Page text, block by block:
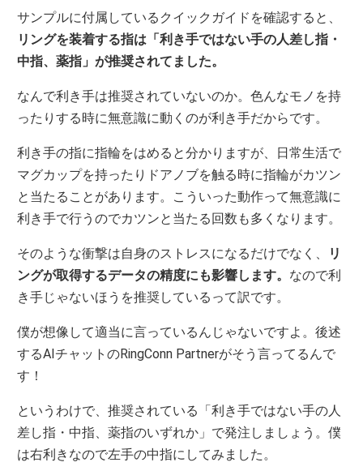
サンプルに付属しているクイックガイドを確認すると、
リングを装着する指は「利き手ではない手の人差し指・
中指、薬指」が推奨されてました。
なんで利き手は推奨されていないのか。色んなモノを持
ったりする時に無意識に動くのが利き手だからです。
利き手の指に指輪をはめると分かりますが、日常生活で
マグカップを持ったりドアノブを触る時に指輪がカツン
と当たることがあります。こういった動作って無意識に
利き手で行うのでカツンと当たる回数も多くなります。
そのような衝撃は自身のストレスになるだけでなく、
リ
ングが取得するデータの精度にも影響します。 なので利
き手じゃないほうを推奨しているって訳です。
僕が想像して適当に言っているんじゃないですよ。後述
するAIチャットのRingConn Partnerがそう言ってるんで
す！
というわけで、推奨されている「利き手ではない手の人
差し指・中指、薬指のいずれか」で発注しましょう。僕
は右利きなので左手の中指にしてみました。